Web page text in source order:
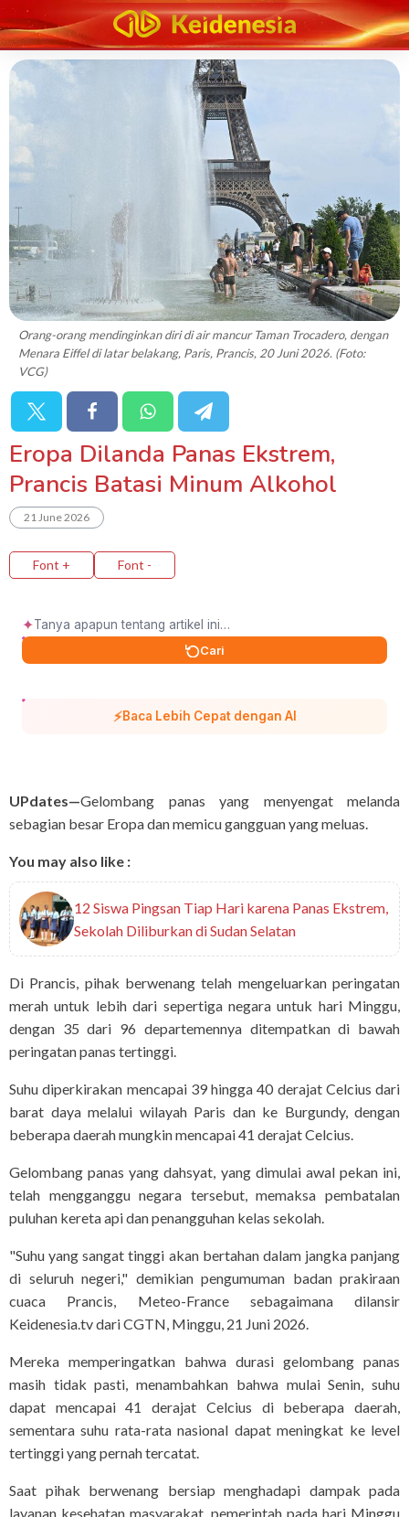
Orang-orang mendinginkan diri di air mancur Taman Trocadero, dengan
Menara Eiffel di latar belakang, Paris, Prancis, 20 Juni 2026. (Foto:
VCG)
Eropa Dilanda Panas Ekstrem,
Prancis Batasi Minum Alkohol
21 June 2026
Font + Font -
✦
Cari
⚡Baca Lebih Cepat dengan AI
UPdates—Gelombang panas yang menyengat melanda
sebagian besar Eropa dan memicu gangguan yang meluas.
You may also like :
12 Siswa Pingsan Tiap Hari karena Panas Ekstrem,
Sekolah Diliburkan di Sudan Selatan
Di Prancis, pihak berwenang telah mengeluarkan peringatan
merah untuk lebih dari sepertiga negara untuk hari Minggu,
dengan 35 dari 96 departemennya ditempatkan di bawah
peringatan panas tertinggi.
Suhu diperkirakan mencapai 39 hingga 40 derajat Celcius dari
barat daya melalui wilayah Paris dan ke Burgundy, dengan
beberapa daerah mungkin mencapai 41 derajat Celcius.
Gelombang panas yang dahsyat, yang dimulai awal pekan ini,
telah mengganggu negara tersebut, memaksa pembatalan
puluhan kereta api dan penangguhan kelas sekolah.
"Suhu yang sangat tinggi akan bertahan dalam jangka panjang
di seluruh negeri," demikian pengumuman badan prakiraan
cuaca Prancis, Meteo-France sebagaimana dilansir
Keidenesia.tv dari CGTN, Minggu, 21 Juni 2026.
Mereka memperingatkan bahwa durasi gelombang panas
masih tidak pasti, menambahkan bahwa mulai Senin, suhu
dapat mencapai 41 derajat Celcius di beberapa daerah,
sementara suhu rata-rata nasional dapat meningkat ke level
tertinggi yang pernah tercatat.
Saat pihak berwenang bersiap menghadapi dampak pada
layanan kesehatan masyarakat, pemerintah pada hari Minggu